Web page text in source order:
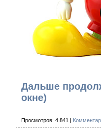
Дальше
окне)
Просмотров: 4 841 |